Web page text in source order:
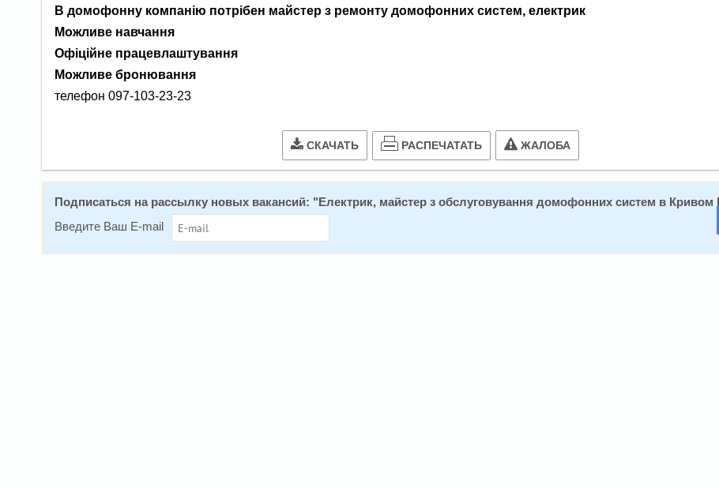
В домофонну компанію потрібен майстер з ремонту домофонних систем, електрик
Можливе навчання
Офіційне працевлаштування
Можливе бронювання
телефон 097-103-23-23
СКАЧАТЬ РАСПЕЧАТАТЬ ЖАЛОБА
Подписаться на расcылку новых вакансий: " Електрик, майстер з обслуговування домофонних систем в Кривом
Введите Ваш E-mail